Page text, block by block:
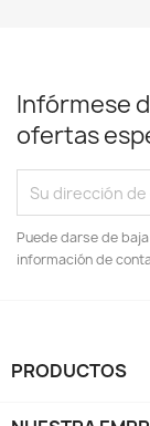
Infórmese
ofertas
Puede darse de
información de
PRODUCTOS